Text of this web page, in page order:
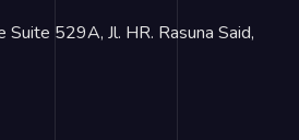
529A, Jl. HR. Rasuna Said,